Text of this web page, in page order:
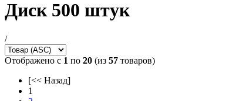
Диск 500 штук
/
Отображено с 1 по 20 (из 57 товаров)
[<< Назад]
1